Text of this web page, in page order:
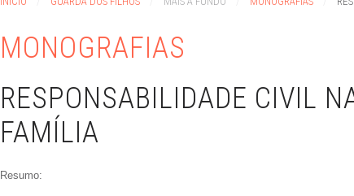
MONOGRAFIAS
RESPONSABILIDADE CIVIL
FAMÍLIA
Resumo: